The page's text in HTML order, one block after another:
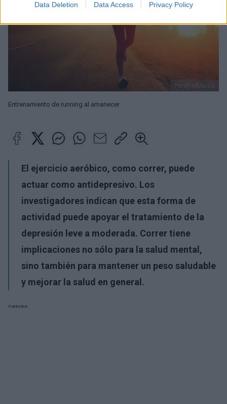
Data Deletion Data Access Privacy Policy
PantherMedia
Entrenamiento de running al amanecer
El ejercicio aeróbico, como correr, puede
actuar como antidepresivo. Los
investigadores indican que esta forma de
actividad puede apoyar el tratamiento de la
depresión leve a moderada. Correr tiene
implicaciones no sólo para la salud mental,
sino también para mantener un peso saludable
y mejorar la salud en general.
Publicidad: